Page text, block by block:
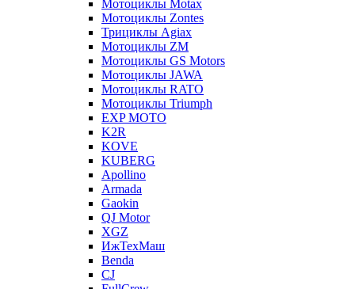
Мотоциклы Motax
Мотоциклы Zontes
Трициклы Agiax
Мотоциклы ZM
Мотоциклы GS Motors
Мотоциклы JAWA
Мотоциклы RATO
Мотоциклы Triumph
EXP MOTO
K2R
KOVE
KUBERG
Apollino
Armada
Gaokin
QJ Motor
XGZ
ИжТехМаш
Benda
CJ